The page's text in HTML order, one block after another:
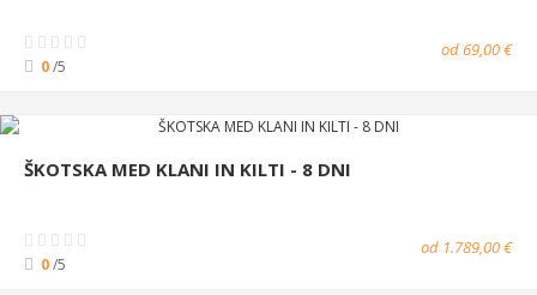
0/5
od 69,00 €
ŠKOTSKA MED KLANI IN KILTI - 8 DNI
0/5
od 1.789,00 €